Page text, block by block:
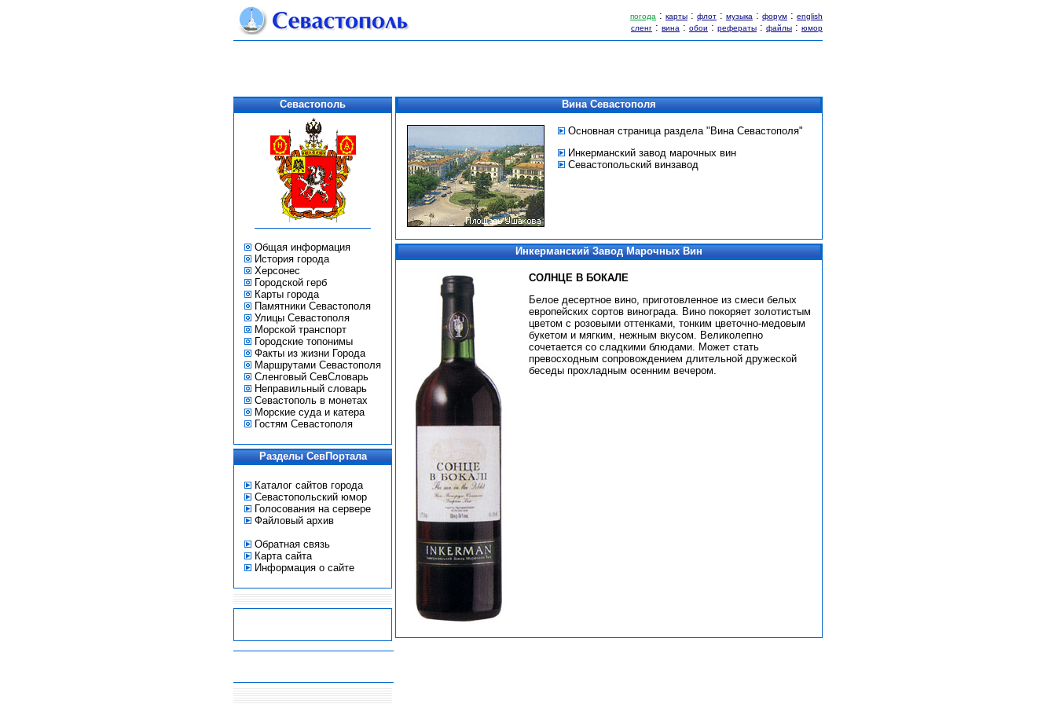
погода : карты : флот : музыка : форум : english
сленг : вина : обои : рефераты : файлы : юмор
Севастополь
Общая информация
История города
Херсонес
Городской герб
Карты города
Памятники Севастополя
Улицы Севастополя
Морской транспорт
Городские топонимы
Факты из жизни Города
Маршрутами Севастополя
Сленговый СевСловарь
Неправильный словарь
Севастополь в монетах
Морские суда и катера
Гостям Севастополя
Разделы СевПортала
Каталог сайтов города
Севастопольский юмор
Голосования на сервере
Файловый архив
Обратная связь
Карта сайта
Информация о сайте
Вина Севастополя
Основная страница раздела "Вина Севастополя"
Инкерманский завод марочных вин
Севастопольский винзавод
Инкерманский Завод Марочных Вин
СОЛНЦЕ В БОКАЛЕ
Белое десертное вино, приготовленное из смеси белых
европейских сортов винограда. Вино покоряет золотистым
цветом с розовыми оттенками, тонким цветочно-медовым
букетом и мягким, нежным вкусом. Великолепно
сочетается со сладкими блюдами. Может стать
превосходным сопровождением длительной дружеской
беседы прохладным осенним вечером.